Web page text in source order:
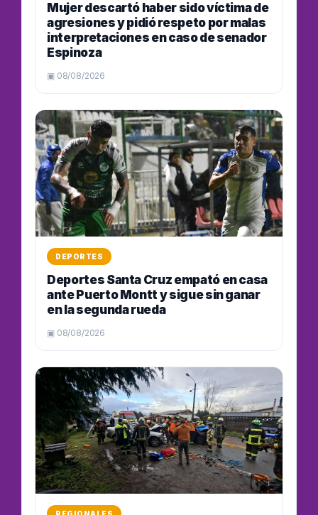
Mujer descartó haber sido víctima de
agresiones y pidió respeto por malas
interpretaciones en caso de senador
Espinoza
▣ 08/08/2026
DEPORTES
Deportes Santa Cruz empató en casa
ante Puerto Montt y sigue sin ganar
en la segunda rueda
▣ 08/08/2026